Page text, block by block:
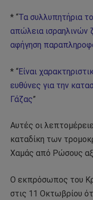
* “Τα συλλυπητήρια
απώλεια ισραηλινών
αφήγηση
* “Είναι
ευθύνες για την
Γάζας”
Αυτές οι
καταδίκη των
Χαμάς από Ρώσους
Ο εκπρόσωπος του
στις 11 Οκτωβρίου